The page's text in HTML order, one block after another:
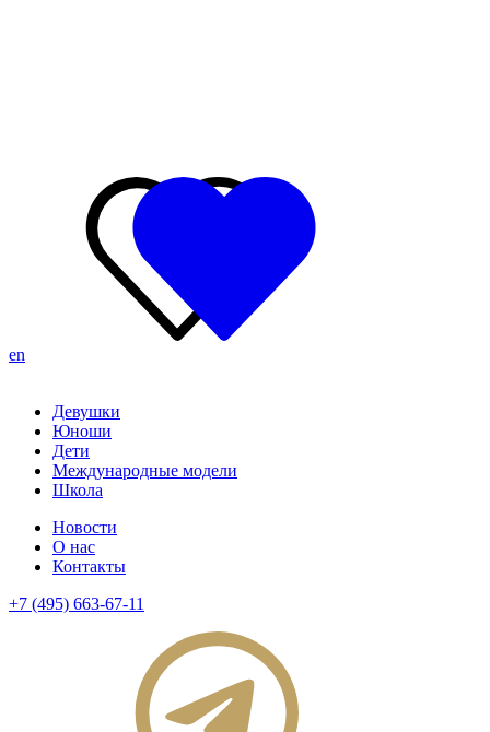
en
Девушки
Юноши
Дети
Международные модели
Школа
Новости
О нас
Контакты
+7 (495) 663-67-11